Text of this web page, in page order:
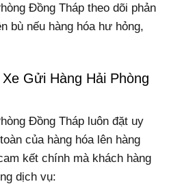
Đồng Tháp theo dõi phản
bù nếu hàng hóa hư hỏng,
Gửi Hàng Hải Phòng
Đồng Tháp luôn đặt uy
của hàng hóa lên hàng
kết chính mà khách hàng
dịch vụ: